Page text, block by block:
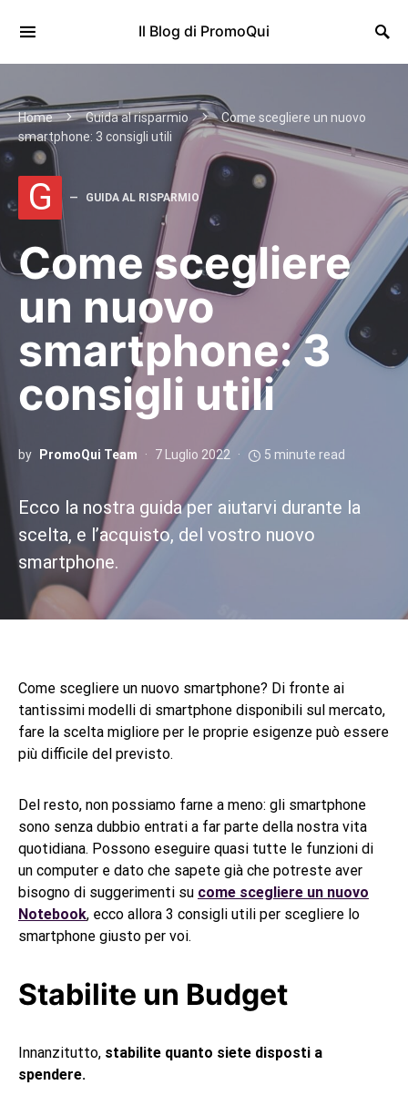
Il Blog di PromoQui
Home Guida al risparmio
Come scegliere un nuovo
smartphone: 3 consigli utili
G GUIDA AL RISPARMIO
Come scegliere
un nuovo
smartphone: 3
consigli utili
by PromoQui Team 7 Luglio 2022 5 minute read
Ecco la nostra guida per aiutarvi durante la
scelta, e l’acquisto, del vostro nuovo
smartphone.
Come scegliere un nuovo smartphone? Di fronte ai
tantissimi modelli di smartphone disponibili sul mercato,
fare la scelta migliore per le proprie esigenze può essere
più difficile del previsto.
Del resto, non possiamo farne a meno: gli smartphone
sono senza dubbio entrati a far parte della nostra vita
quotidiana. Possono eseguire quasi tutte le funzioni di
un computer e dato che sapete già che potreste aver
bisogno di suggerimenti su come scegliere un nuovo
Notebook, ecco allora 3 consigli utili per scegliere lo
smartphone giusto per voi.
Stabilite un Budget
Innanzitutto, stabilite quanto siete disposti a
spendere.